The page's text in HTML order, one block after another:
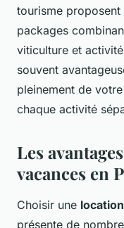
tourisme proposent
packages
viticulture et
souvent
pleinement de votre
chaque activité
Les
vacances en
Choisir une
présente de